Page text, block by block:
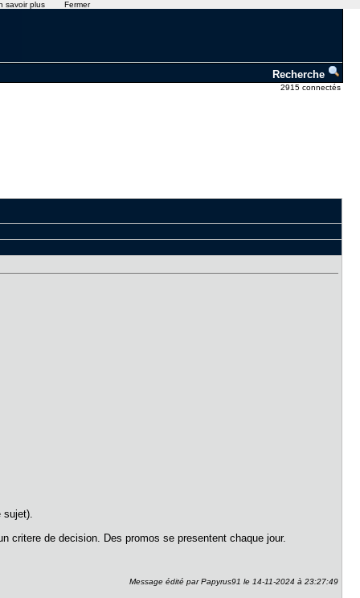
Recherche
2915 connectés
sujet).
critere de decision. Des promos se presentent chaque jour.
Message édité par Papyrus91 le 14-11-2024 à 23:27:49
savoir plus Fermer